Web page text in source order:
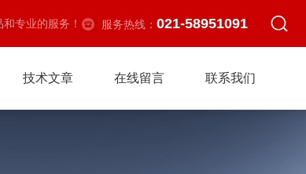
专业的服务！ 服务热线： 021-58951091
技术文章 在线留言 联系我们